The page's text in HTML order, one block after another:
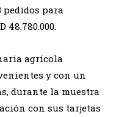
para
agrícola
y con un
durante la muestra
con sus tarjetas